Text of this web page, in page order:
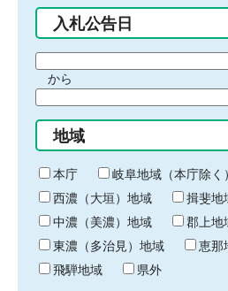
入札公告日
間
始
り
から
間
終
わ
り
地域
本庁
岐阜地域（本庁除く）
西濃（大垣）地域
揖斐地
中濃（美濃）地域
郡上地
東濃（多治見）地域
恵那
飛騨地域
県外